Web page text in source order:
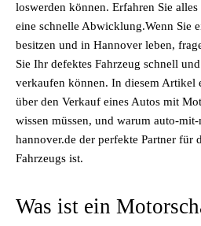
loswerden können. Erfahren Sie
eine schnelle Abwicklung.Wenn Sie
besitzen und in Hannover leben,
Sie Ihr defektes Fahrzeug schnell
verkaufen können. In diesem Artikel
über den Verkauf eines Autos mit
wissen müssen, und warum auto-
hannover.de der perfekte Partner für
Fahrzeugs ist.
Was ist ein